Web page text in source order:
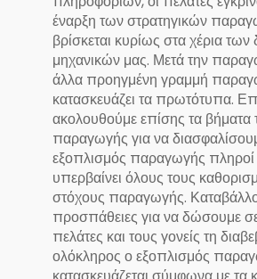
έναρξη των στρατηγικών
βρίσκεται κυρίως στα χέρια των
μηχανικών μας. Μετά την
άλλα προηγμένη γραμμή
κατασκευάζει τα πρωτότυπα.
ακολουθούμε επίσης τα βήματα
παραγωγής για να
εξοπλισμός παραγωγής πληροί
υπερβαίνει όλους τους
στόχους παραγωγής.
προσπάθειες για να δώσουμε
πελάτες και τους γονείς τη
ολόκληρος ο εξοπλισμός